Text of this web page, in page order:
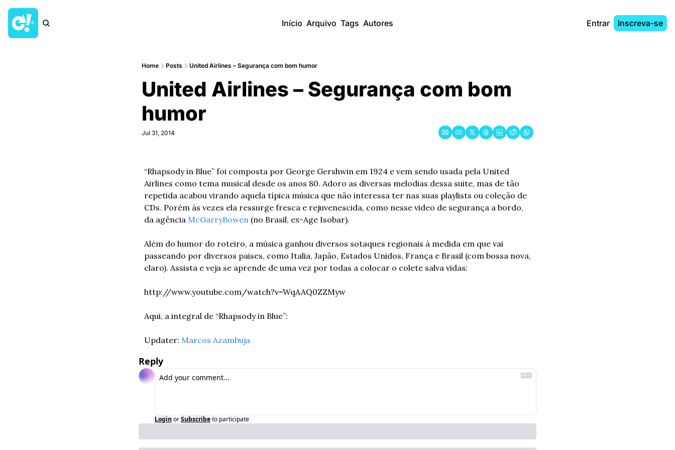
Início Arquivo Tags Autores Entrar Inscreva-se
Home Posts United Airlines – Segurança com bom humor
United Airlines – Segurança com bom
humor
Jul 31, 2014
“Rhapsody in Blue” foi composta por George Gershwin em 1924 e vem sendo usada pela United
Airlines como tema musical desde os anos 80. Adoro as diversas melodias dessa suite, mas de tão
repetida acabou virando aquela típica música que não interessa ter nas suas playlists ou coleção de
CDs. Porém às vezes ela ressurge fresca e rejuvenescida, como nesse video de segurança a bordo,
da agência McGarryBowen (no Brasil, ex-Age Isobar).
Além do humor do roteiro, a música ganhou diversos sotaques regionais à medida em que vai
passeando por diversos paises, como Italia, Japão, Estados Unidos, França e Brasil (com bossa nova,
claro). Assista e veja se aprende de uma vez por todas a colocar o colete salva vidas:
http://www.youtube.com/watch?v=WqAAQ0ZZMyw
Aqui, a integral de “Rhapsody in Blue”:
Updater: Marcos Azambuja
Reply
Login orSubscribeto participate